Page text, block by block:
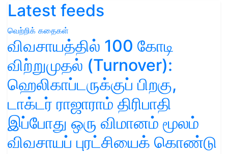
Latest feeds
வெற்றிக் கதைகள்
விவசாயத்தில் 100 கோடி
விற்றுமுதல் (Turnover):
ஹெலிகாப்டருக்குப் பிறகு,
டாக்டர் ராஜாராம் திரிபாதி
இப்போது ஒரு விமானம் மூலம்
விவசாயப் புரட்சியைக் கொண்டு